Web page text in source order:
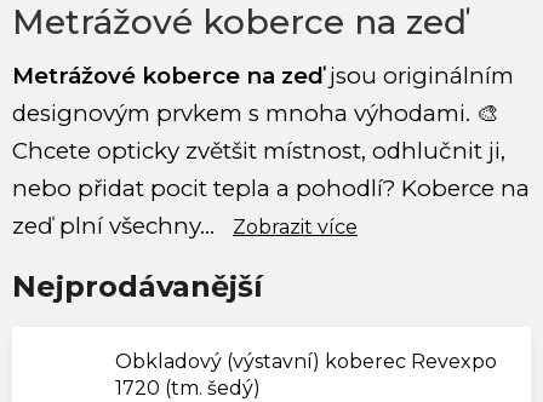
Metrážové koberce na zeď
Metrážové koberce na zeďjsou originálním
designovým prvkem s mnoha výhodami. 🎨
Chcete opticky zvětšit místnost, odhlučnit ji,
nebo přidat pocit tepla a pohodlí? Koberce na
zeď plní všechny...
Zobrazit více
Nejprodávanější
Obkladový (výstavní) koberec Revexpo
1720 (tm. šedý)